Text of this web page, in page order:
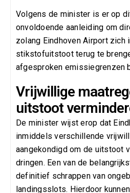
Volgens de minister is er op
onvoldoende aanleiding om
zolang Eindhoven Airport zich
stikstofuitstoot terug te
afgesproken emissiegrenzen
Vrijwillige
uitstoot
De minister wijst erop dat
inmiddels verschillende
aangekondigd om de uitstoot
dringen. Een van de
definitief schrappen van
landingsslots. Hierdoor kunnen